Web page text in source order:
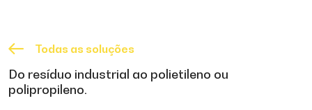
Todas as soluções
Do resíduo industrial ao polietileno ou
polipropileno.